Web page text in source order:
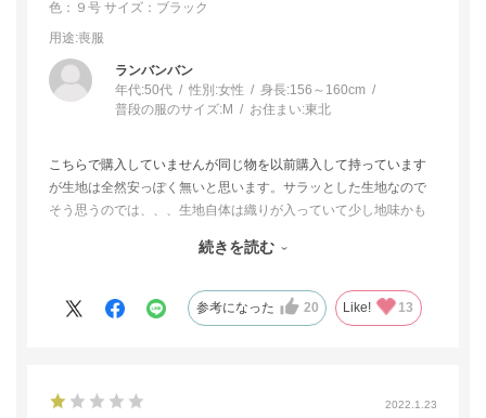
色：９号 サイズ：ブラック
用途:喪服
ランバンバン
年代:50代 性別:女性 身長:156～160cm
普段の服のサイズ:M お住まい:東北
こちらで購入していませんが同じ物を以前購入して持っています
が生地は全然安っぽく無いと思います。サラッとした生地なので
そう思うのでは、、、生地自体は織りが入っていて少し地味かも
に良い喪服だとほめられました。形もエレガントで清潔感があり
に、長く着用したい方にオススメの商品です。不安ならば試着サ
ービスを是非お試しした方が良いと思います。
続きを読む
参考になった 20 Like! 13
2022.1.23